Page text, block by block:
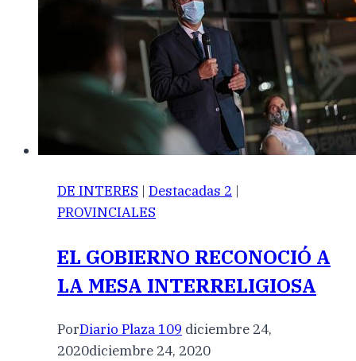
DE INTERES | Destacadas 2 |
PROVINCIALES
EL GOBIERNO RECONOCIÓ A
LA MESA INTERRELIGIOSA
PorDiario Plaza 109 diciembre 24,
2020diciembre 24, 2020